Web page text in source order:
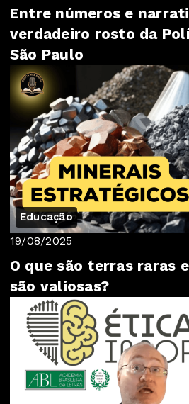
Entre números e
verdadeiro rosto da
São Paulo
Educação
19/08/2025
O que são terras raras
são valiosas?